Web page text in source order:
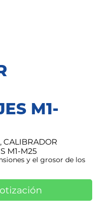
M1-
M1-M25
y el grosor de los